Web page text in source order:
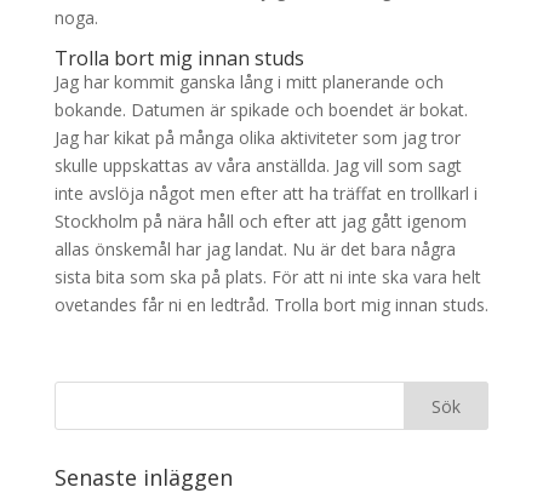
noga.
Trolla bort mig innan studs
Jag har kommit ganska lång i mitt planerande och
bokande. Datumen är spikade och boendet är bokat.
Jag har kikat på många olika aktiviteter som jag tror
skulle uppskattas av våra anställda. Jag vill som sagt
inte avslöja något men efter att ha träffat en trollkarl i
Stockholm på nära håll och efter att jag gått igenom
allas önskemål har jag landat. Nu är det bara några
sista bita som ska på plats. För att ni inte ska vara helt
ovetandes får ni en ledtråd. Trolla bort mig innan studs.
Senaste inläggen